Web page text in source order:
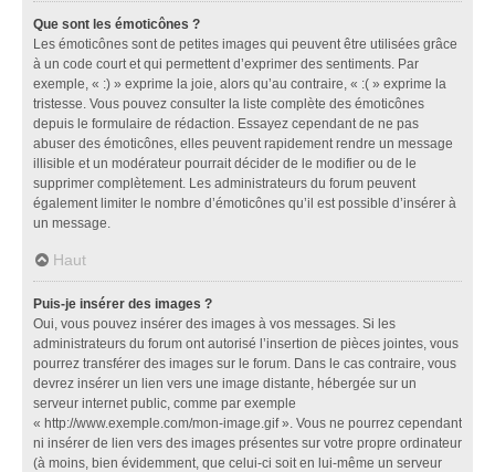
Que sont les émoticônes ?
Les émoticônes sont de petites images qui peuvent être utilisées grâce
à un code court et qui permettent d’exprimer des sentiments. Par
exemple, « :) » exprime la joie, alors qu’au contraire, « :( » exprime la
tristesse. Vous pouvez consulter la liste complète des émoticônes
depuis le formulaire de rédaction. Essayez cependant de ne pas
abuser des émoticônes, elles peuvent rapidement rendre un message
illisible et un modérateur pourrait décider de le modifier ou de le
supprimer complètement. Les administrateurs du forum peuvent
également limiter le nombre d’émoticônes qu’il est possible d’insérer à
un message.
Haut
Puis-je insérer des images ?
Oui, vous pouvez insérer des images à vos messages. Si les
administrateurs du forum ont autorisé l’insertion de pièces jointes, vous
pourrez transférer des images sur le forum. Dans le cas contraire, vous
devrez insérer un lien vers une image distante, hébergée sur un
serveur internet public, comme par exemple
« http://www.exemple.com/mon-image.gif ». Vous ne pourrez cependant
ni insérer de lien vers des images présentes sur votre propre ordinateur
(à moins, bien évidemment, que celui-ci soit en lui-même un serveur